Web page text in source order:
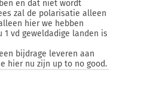
en dat niet wordt
zal de polarisatie alleen
hier we hebben
1 vd geweldadige landen is
bijdrage leveren aan
hier nu zijn up to no good.